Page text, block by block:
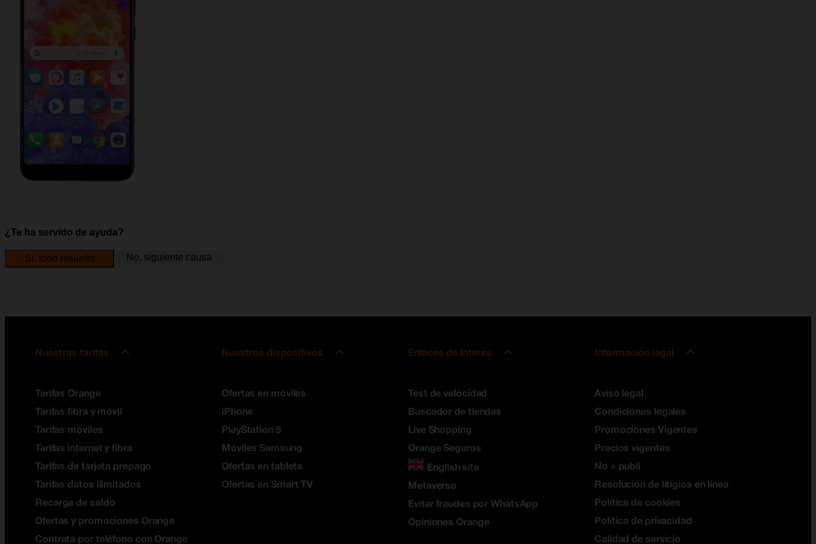
¿Te ha servido de ayuda?
Sí, todo resuelto No, siguiente causa
Nuestras tarifas
Tarifas Orange
Tarifas fibra y móvil
Tarifas móviles
Tarifas internet y fibra
Tarifas de tarjeta prepago
Tarifas datos ilimitados
Recarga de saldo
Ofertas y promociones Orange
Contrata por teléfono con Orange
Nuestros dispositivos
Ofertas en móviles
iPhone
PlayStation 5
Móviles Samsung
Ofertas en tablets
Ofertas en Smart TV
Enlaces de interés
Test de velocidad
Buscador de tiendas
Live Shopping
Orange Seguros
English site
Metaverso
Evitar fraudes por WhatsApp
Opiniones Orange
Información legal
Aviso legal
Condiciones legales
Promociones Vigentes
Precios vigentes
No + publi
Resolución de litigios en línea
Política de cookies
Política de privacidad
Calidad de servicio